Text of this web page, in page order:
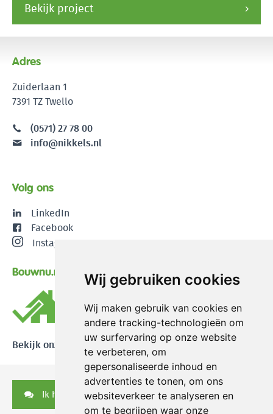
Wij gebruiken cookies
Wij maken gebruik van cookies en
andere tracking-technologieën om
uw surfervaring op onze website
te verbeteren, om
gepersonaliseerde inhoud en
advertenties te tonen, om ons
websiteverkeer te analyseren en
om te begrijpen waar onze
Bekijk project
Adres
Zuiderlaan 1
7391 TZ Twello
(0571) 27 78 00
info@nikkels.nl
Volg ons
LinkedIn
Facebook
Instagram
Bouwnu.nl
Bekijk onze reviews
Ik heb een vraag